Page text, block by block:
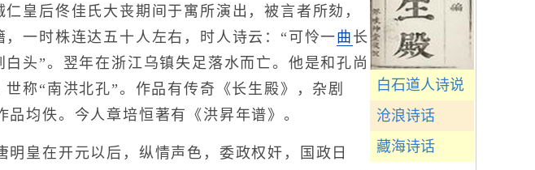
白石道人诗说
沧浪诗话
藏海诗话
皇后佟佳氏大丧期间于寓所演出，被言者所劾，
，一时株连达五十人左右，时人诗云：“可怜一曲 长
白头”。翌年在浙江乌镇失足落水而亡。他是和孔尚
称“南洪北孔”。作品有传奇《长生殿》，杂剧
均佚。今人章培恒著有《洪昇年谱》。
皇在开元以后，纵情声色，委政权奸，国政日